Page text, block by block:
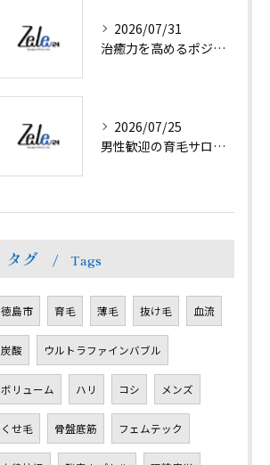
2026/07/31
治癒力を高めるポジティブ思考と日常で実践できる方法を徹底解説
2026/07/25
男性歓迎の育毛サロンで抜け毛対策と髪ボリューム回復
タグ Tags
徳島市 育毛 薄毛 抜け毛 血流
炭酸 ウルトラファインバブル
ボリューム ハリ コシ メンズ
くせ毛 骨盤底筋 フェムテック